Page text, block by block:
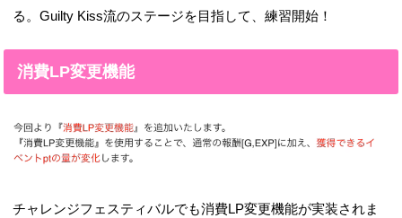
る。Guilty Kiss流のステージを目指して、練習開始！
消費LP変更機能
チャレンジフェスティバルでも消費LP変更機能が実装されま